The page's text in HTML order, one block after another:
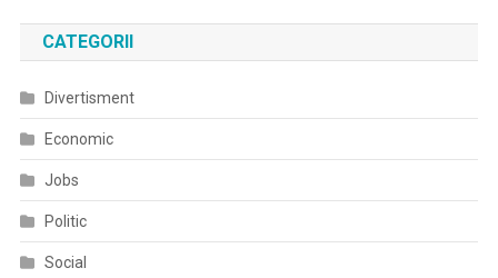
CATEGORII
Divertisment
Economic
Jobs
Politic
Social